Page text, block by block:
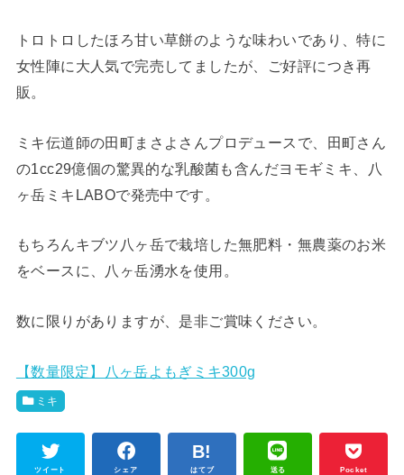
トロトロしたほろ甘い草餅のような味わいであり、特に
女性陣に大人気で完売してましたが、ご好評につき再
販。
ミキ伝道師の田町まさよさんプロデュースで、田町さん
の1cc29億個の驚異的な乳酸菌も含んだヨモギミキ、八
ヶ岳ミキLABOで発売中です。
もちろんキブツ八ヶ岳で栽培した無肥料・無農薬のお米
をベースに、八ヶ岳湧水を使用。
数に限りがありますが、是非ご賞味ください。
【数量限定】八ヶ岳よもぎミキ300g
ミキ
ツイート シェア はてブ 送る Pocket